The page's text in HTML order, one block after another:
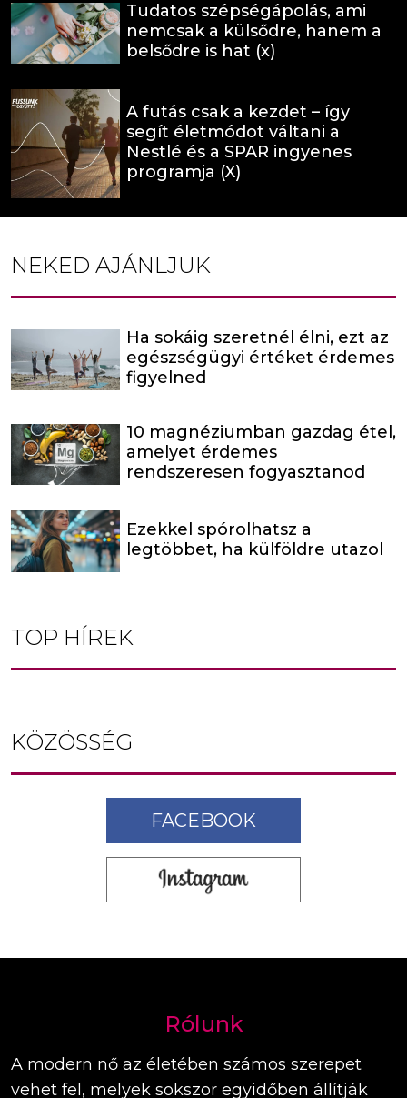
Tudatos szépségápolás, ami
nemcsak a külsődre, hanem a
belsődre is hat (x)
A futás csak a kezdet – így
segít életmódot váltani a
Nestlé és a SPAR ingyenes
programja (X)
NEKED AJÁNLJUK
Ha sokáig szeretnél élni, ezt az
egészségügyi értéket érdemes
figyelned
10 magnéziumban gazdag étel,
amelyet érdemes
rendszeresen fogyasztanod
Ezekkel spórolhatsz a
legtöbbet, ha külföldre utazol
TOP HÍREK
KÖZÖSSÉG
FACEBOOK
Rólunk
A modern nő az életében számos szerepet
vehet fel, melyek sokszor egyidőben állítják